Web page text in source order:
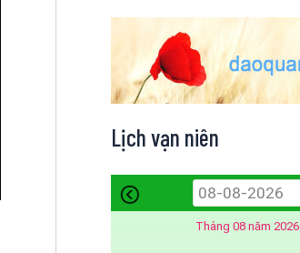
Lịch vạn niên
Tháng 08 năm 2026